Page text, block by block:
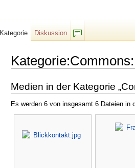
Medien in der Kategorie
Es werden 6 von insgesamt 6 Dateien in
Kategorie
Diskussion